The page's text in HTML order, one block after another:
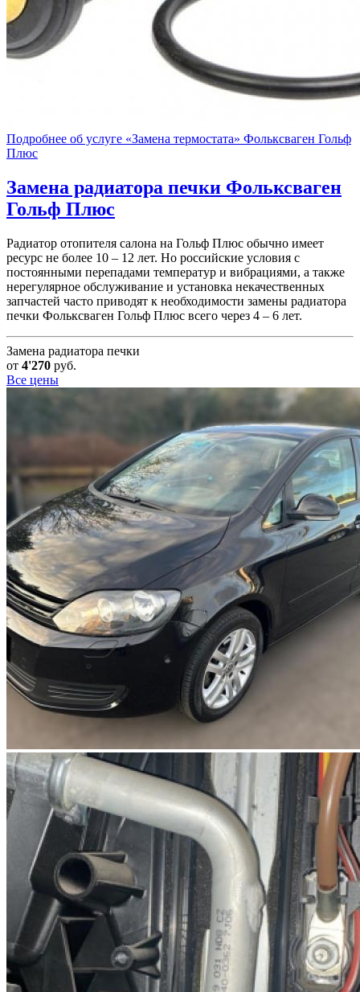
Подробнее об услуге «Замена термостата» Фольксваген Гольф
Плюс
Замена радиатора печки Фольксваген
Гольф Плюс
Радиатор отопителя салона на Гольф Плюс обычно имеет
ресурс не более 10 – 12 лет. Но российские условия с
постоянными перепадами температур и вибрациями, а также
нерегулярное обслуживание и установка некачественных
запчастей часто приводят к необходимости замены радиатора
печки Фольксваген Гольф Плюс всего через 4 – 6 лет.
Замена радиатора печки
от 4'270 руб.
Все цены